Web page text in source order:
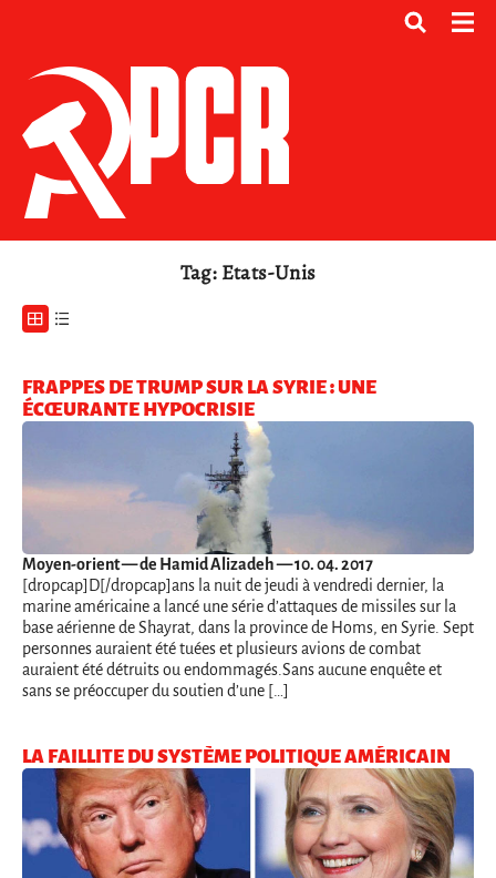
Tag: Etats-Unis
FRAPPES DE TRUMP SUR LA SYRIE : UNE
ÉCŒURANTE HYPOCRISIE
Moyen-orient— de Hamid Alizadeh — 10. 04. 2017
[dropcap]D[/dropcap]ans la nuit de jeudi à vendredi dernier, la
marine américaine a lancé une série d’attaques de missiles sur la
base aérienne de Shayrat, dans la province de Homs, en Syrie. Sept
personnes auraient été tuées et plusieurs avions de combat
auraient été détruits ou endommagés.Sans aucune enquête et
sans se préoccuper du soutien d’une […]
LA FAILLITE DU SYSTÈME POLITIQUE AMÉRICAIN